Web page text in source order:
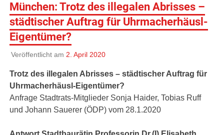
München: Trotz des illegalen Abrisses –
städtischer Auftrag für Uhrmacherhäusl-
Eigentümer?
Veröffentlicht am 2. April 2020
Trotz des illegalen Abrisses – städtischer Auftrag für
Uhrmacherhäusl-Eigentümer?
Anfrage Stadtrats-Mitglieder Sonja Haider, Tobias Ruff
und Johann Sauerer (ÖDP) vom 28.1.2020